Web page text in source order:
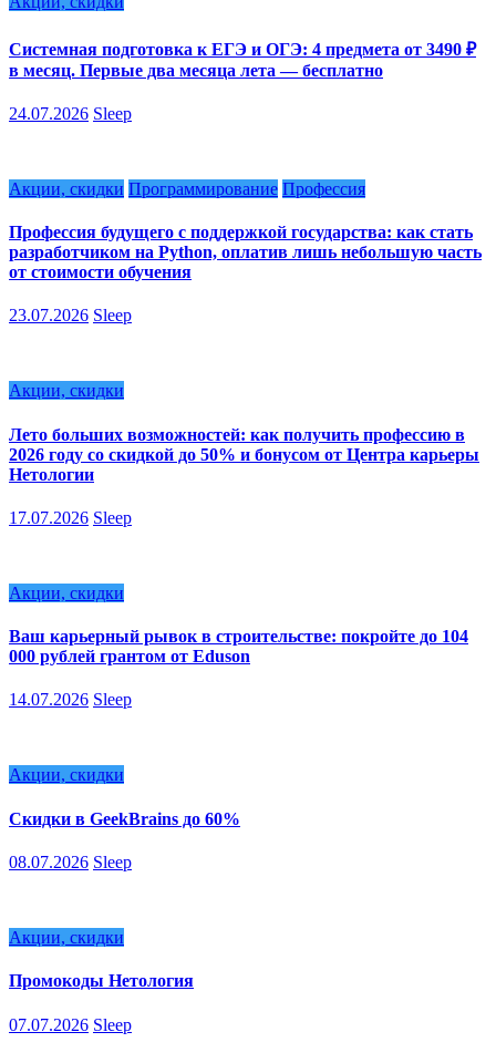
Системная подготовка к ЕГЭ и ОГЭ: 4 предмета от 3490 ₽
в месяц. Первые два месяца лета — бесплатно
24.07.2026 Sleep
Акции, скидки Программирование Профессия
Профессия будущего с поддержкой государства: как стать
разработчиком на Python, оплатив лишь небольшую часть
от стоимости обучения
23.07.2026 Sleep
Акции, скидки
Лето больших возможностей: как получить профессию в
2026 году со скидкой до 50% и бонусом от Центра карьеры
Нетологии
17.07.2026 Sleep
Акции, скидки
Ваш карьерный рывок в строительстве: покройте до 104
000 рублей грантом от Eduson
14.07.2026 Sleep
Акции, скидки
Скидки в GeekBrains до 60%
08.07.2026 Sleep
Акции, скидки
Промокоды Нетология
07.07.2026 Sleep